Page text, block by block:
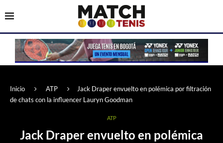
Inicio ATP
Jack Draper envuelto en polémica por filtración
de chats con la influencer Lauryn Goodman
ATP
Jack Draper envuelto en polémica